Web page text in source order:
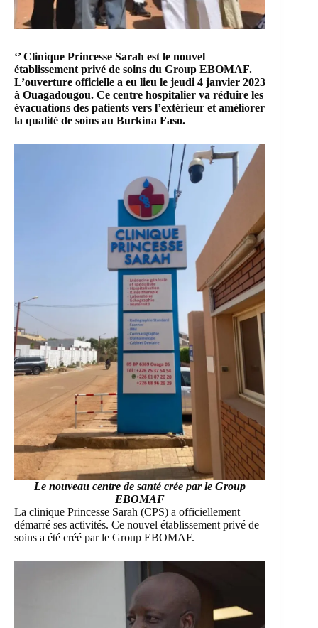
‘’ Clinique Princesse Sarah est le nouvel
établissement privé de soins du Group EBOMAF.
L’ouverture officielle a eu lieu le jeudi 4 janvier 2023
à Ouagadougou. Ce centre hospitalier va réduire les
évacuations des patients vers l’extérieur et améliorer
la qualité de soins au Burkina Faso.
Le nouveau centre de santé crée par le Group
EBOMAF
La clinique Princesse Sarah (CPS) a officiellement
démarré ses activités. Ce nouvel établissement privé de
soins a été créé par le Group EBOMAF.